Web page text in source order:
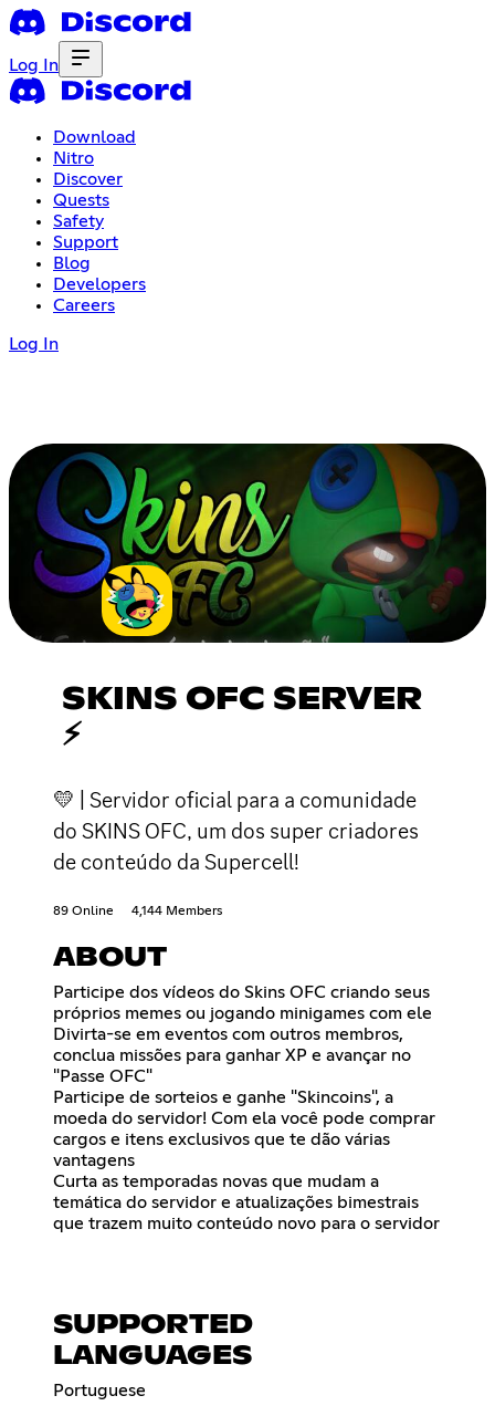
Log In
Download
Nitro
Discover
Quests
Safety
Support
Blog
Developers
Careers
Log In
SKINS OFC SERVER
⚡
💛 | Servidor oficial para a comunidade
do SKINS OFC, um dos super criadores
de conteúdo da Supercell!
89 Online 4,144 Members
ABOUT
Participe dos vídeos do Skins OFC criando seus
próprios memes ou jogando minigames com ele
Divirta-se em eventos com outros membros,
conclua missões para ganhar XP e avançar no
"Passe OFC"
Participe de sorteios e ganhe "Skincoins", a
moeda do servidor! Com ela você pode comprar
cargos e itens exclusivos que te dão várias
vantagens
Curta as temporadas novas que mudam a
temática do servidor e atualizações bimestrais
que trazem muito conteúdo novo para o servidor
SUPPORTED
LANGUAGES
Portuguese